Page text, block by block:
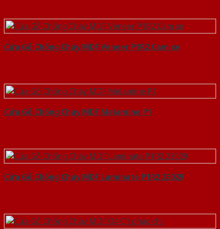
Cửa Gỗ Chống Cháy MDF Veneer P1R2 Cam xe
Cửa Gỗ Chống Cháy MDF Melamine P1
Cửa Gỗ Chống Cháy MDF Laminate P1R2 23029